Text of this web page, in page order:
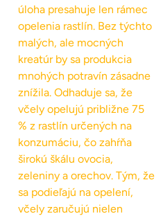
úloha presahuje len rámec
opelenia rastlín. Bez týchto
malých, ale mocných
kreatúr by sa produkcia
mnohých potravín zásadne
znížila. Odhaduje sa, že
včely opelujú približne 75
% z rastlín určených na
konzumáciu, čo zahŕňa
širokú škálu ovocia,
zeleniny a orechov. Tým, že
sa podieľajú na opelení,
včely zaručujú nielen